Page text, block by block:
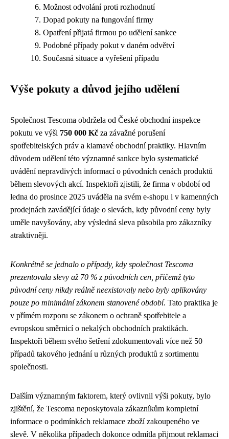
Možnost odvolání proti rozhodnutí
Dopad pokuty na fungování firmy
Opatření přijatá firmou po udělení sankce
Podobné případy pokut v daném odvětví
Současná situace a vyřešení případu
Výše pokuty a důvod jejího udělení
Společnost Tescoma obdržela od České obchodní inspekce
pokutu ve výši 750 000 Kč za závažné porušení
spotřebitelských práv a klamavé obchodní praktiky. Hlavním
důvodem udělení této významné sankce bylo systematické
uvádění nepravdivých informací o původních cenách produktů
během slevových akcí. Inspektoři zjistili, že firma v období od
ledna do prosince 2025 uváděla na svém e-shopu i v kamenných
prodejnách zavádějící údaje o slevách, kdy původní ceny byly
uměle navyšovány, aby výsledná sleva působila pro zákazníky
atraktivněji.
Konkrétně se jednalo o případy, kdy společnost Tescoma
prezentovala slevy až 70 % z původních cen, přičemž tyto
původní ceny nikdy reálně neexistovaly nebo byly aplikovány
pouze po minimální zákonem stanovené období. Tato praktika je
v přímém rozporu se zákonem o ochraně spotřebitele a
evropskou směrnicí o nekalých obchodních praktikách.
Inspektoři během svého šetření zdokumentovali více než 50
případů takového jednání u různých produktů z sortimentu
společnosti.
Dalším významným faktorem, který ovlivnil výši pokuty, bylo
zjištění, že Tescoma neposkytovala zákazníkům kompletní
informace o podmínkách reklamace zboží zakoupeného ve
slevě. V několika případech dokonce odmítla přijmout reklamaci